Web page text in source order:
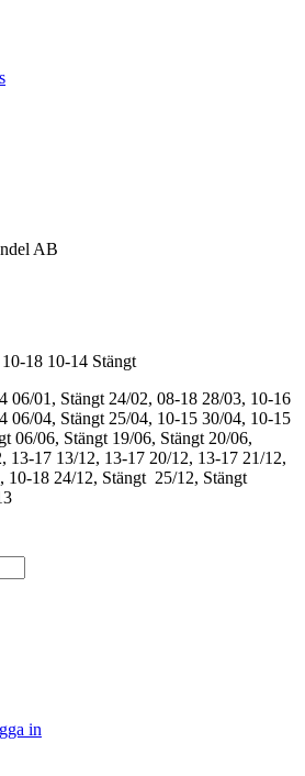
AB
10-18 10-14 Stängt
06/01, Stängt 24/02, 08-18 28/03, 10-16
06/04, Stängt 25/04, 10-15 30/04, 10-15
06/06, Stängt 19/06, Stängt 20/06,
13-17 13/12, 13-17 20/12, 13-17 21/12,
10-18 24/12, Stängt 25/12, Stängt
in